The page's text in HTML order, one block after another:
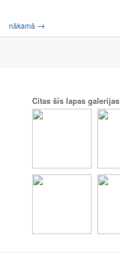
nākamā →
Citas šīs lapas galerijas